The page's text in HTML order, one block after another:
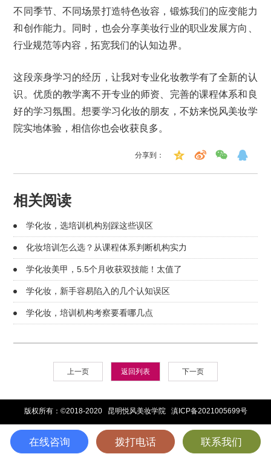
不同季节、不同场景打造特色妆容，锻炼我们的应变能力
和创作能力。同时，也会分享美妆行业的职业发展方向、
行业规范等内容，拓宽我们的认知边界。
这段亲身学习的经历，让我对专业化妆教学有了全新的认
识。优质的教学离不开专业的师资、完善的课程体系和良
好的学习氛围。想要学习化妆的朋友，不妨来悦风美妆学
院实地体验，相信你也会收获良多。
分享到：
相关阅读
学化妆，选培训机构别踩这些误区
化妆培训怎么选？从课程体系判断机构实力
学化妆美甲，5.5个月收获双技能！太值了
学化妆，新手容易陷入的几个认知误区
学化妆，培训机构考察要看哪几点
上一页 返回列表 下一页
版权所有：©2018-2020 昆明悦风美妆学院 滇ICP备2021005699号
在线咨询 拨打电话 联系我们